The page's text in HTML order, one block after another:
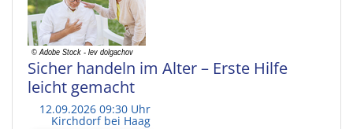
Sicher handeln im Alter – Erste Hilfe
leicht gemacht
12.09.2026 09:30 Uhr
Kirchdorf bei Haag